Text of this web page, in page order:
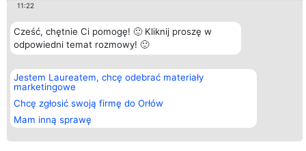
11:22
Cześć, chętnie Ci pomogę! 🙂 Kliknij proszę w
odpowiedni temat rozmowy! 🙂
Jestem Laureatem, chcę odebrać materiały
marketingowe
Chcę zgłosić swoją firmę do Orłów
Mam inną sprawę
Organizator plebiscytu
Bright Side Solutions sp. z o.
o. sp. k.
ul. Ruska 22
Wrocław 50-079
KRS 0000749100 | Regon
381313360 | NIP 8943132676
+48 508 492 400
Plebiscyt
Laureaci
Lista
wszystkich
Laureatów
Zasady
Polityka
Prywatności
Kontakt
Kontakt